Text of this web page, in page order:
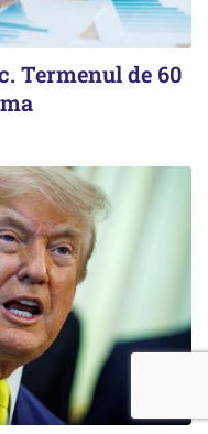
Termenul de 60